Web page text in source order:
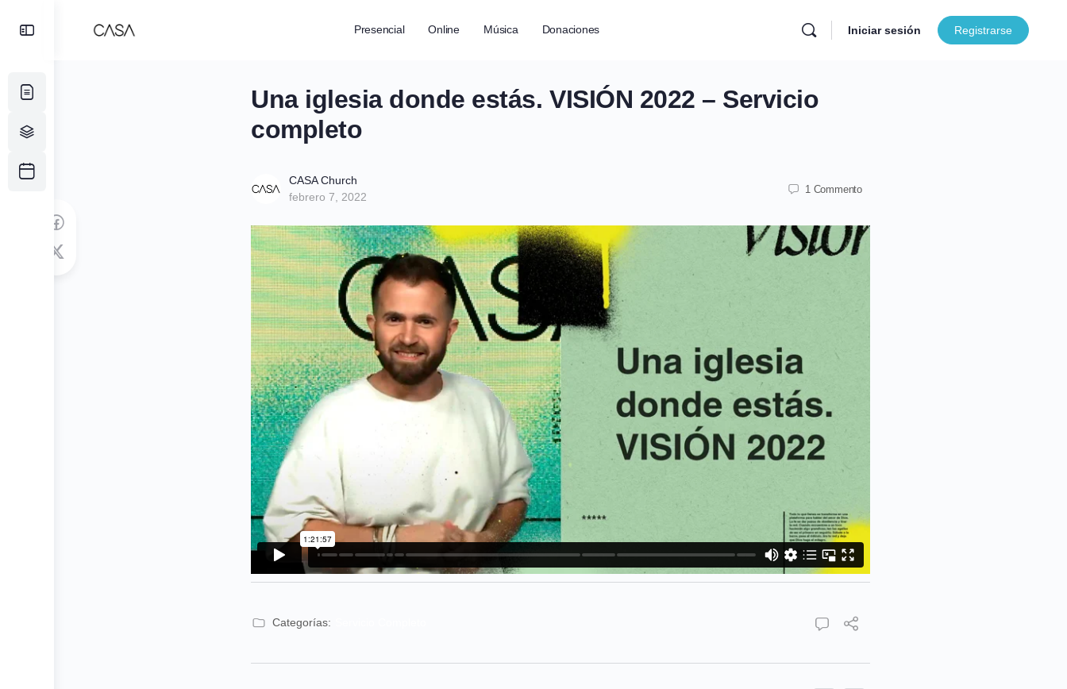
Presencial Online Música Donaciones Iniciar sesión Registrarse
Una iglesia donde estás. VISIÓN 2022 – Servicio
completo
CASA Church
febrero 7, 2022
1 Commento
Categorías: